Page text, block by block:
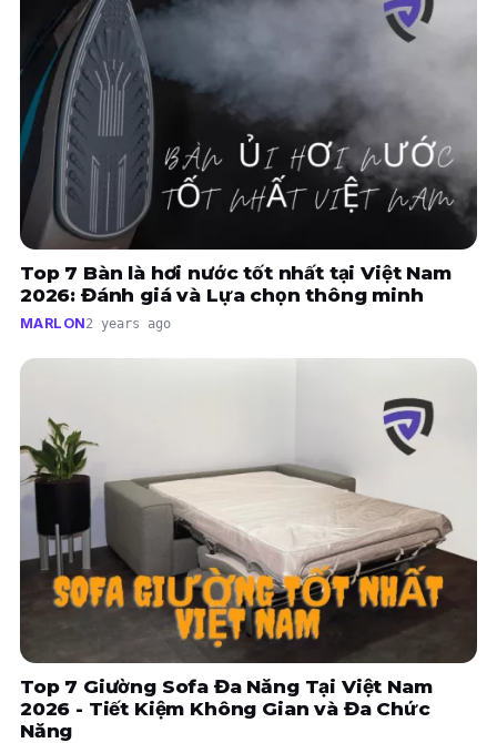
Top 7 Bàn là hơi nước tốt nhất tại Việt Nam
2026: Đánh giá và Lựa chọn thông minh
MARLON2 years ago
Top 7 Giường Sofa Đa Năng Tại Việt Nam
2026 - Tiết Kiệm Không Gian và Đa Chức
Năng